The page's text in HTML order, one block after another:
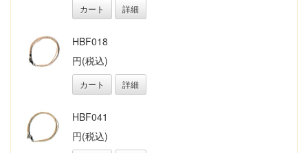
カート 詳細
HBF018
円(税込)
カート 詳細
HBF041
円(税込)